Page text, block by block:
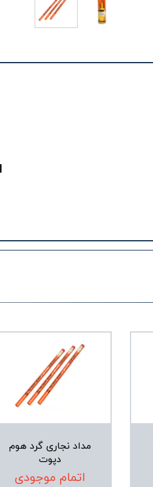
مداد نجاری گرد هوم
دپوت
اتمام موجودی